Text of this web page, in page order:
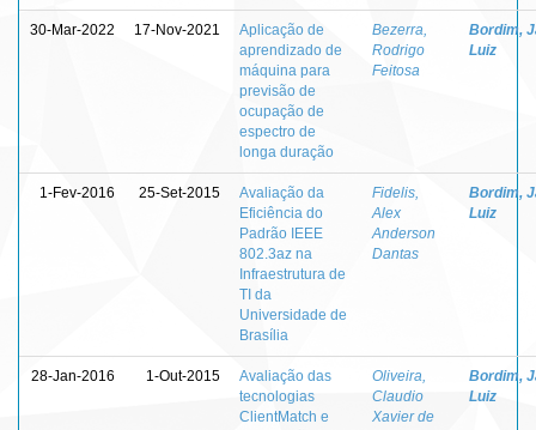
30-Mar-2022 17-Nov-2021
Aplicação de
aprendizado de
máquina para
previsão de
ocupação de
espectro de
longa duração
Bezerra,
Rodrigo
Feitosa
Bordim,
Luiz
1-Fev-2016 25-Set-2015
Avaliação da
Eficiência do
Padrão IEEE
802.3az na
Infraestrutura de
TI da
Universidade de
Brasília
Fidelis,
Alex
Anderson
Dantas
Bordim,
Luiz
28-Jan-2016 1-Out-2015
Avaliação das
tecnologias
ClientMatch e
Oliveira,
Claudio
Xavier de
Bordim,
Luiz